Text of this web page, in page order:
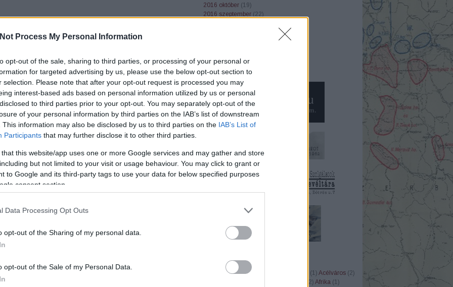
Process My Personal Information
opt-out of the sale, sharing to third parties, or processing of your personal or
for targeted advertising by us, please use the below opt-out section to
selection. Please note that after your opt-out request is processed you may
interest-based ads based on personal information utilized by us or personal
to third parties prior to your opt-out. You may separately opt-out of the
of your personal information by third parties on the IAB’s list of downstream
This information may also be disclosed by us to third parties on the IAB’s List of
Participants that may further disclose it to other third parties.
that this website/app uses one or more Google services and may gather and store
but not limited to your visit or usage behaviour. You may click to grant or
to Google and its third-party tags to use your data for below specified purposes
consent section.
Data Processing Opt Outs
opt-out of the Sharing of my personal data.
opt-out of the Sale of my Personal Data.
api/trackback/id/7622462
2016 október (19)
2016 szeptember (22)
AJÁNLOTT OLDALAK
CÍMKÉK
1848 (8) 1956 (1) Acélváros (2)
2) Afrika (1)